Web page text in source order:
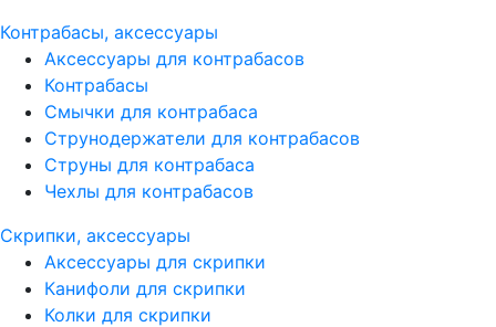
Контрабасы, аксессуары
Аксессуары для контрабасов
Контрабасы
Смычки для контрабаса
Струнодержатели для контрабасов
Струны для контрабаса
Чехлы для контрабасов
Скрипки, аксессуары
Аксессуары для скрипки
Канифоли для скрипки
Колки для скрипки